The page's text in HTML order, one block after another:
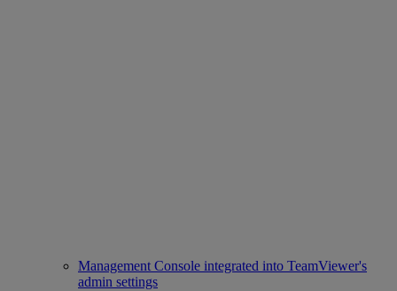
Management Console integrated into TeamViewer's
admin settings